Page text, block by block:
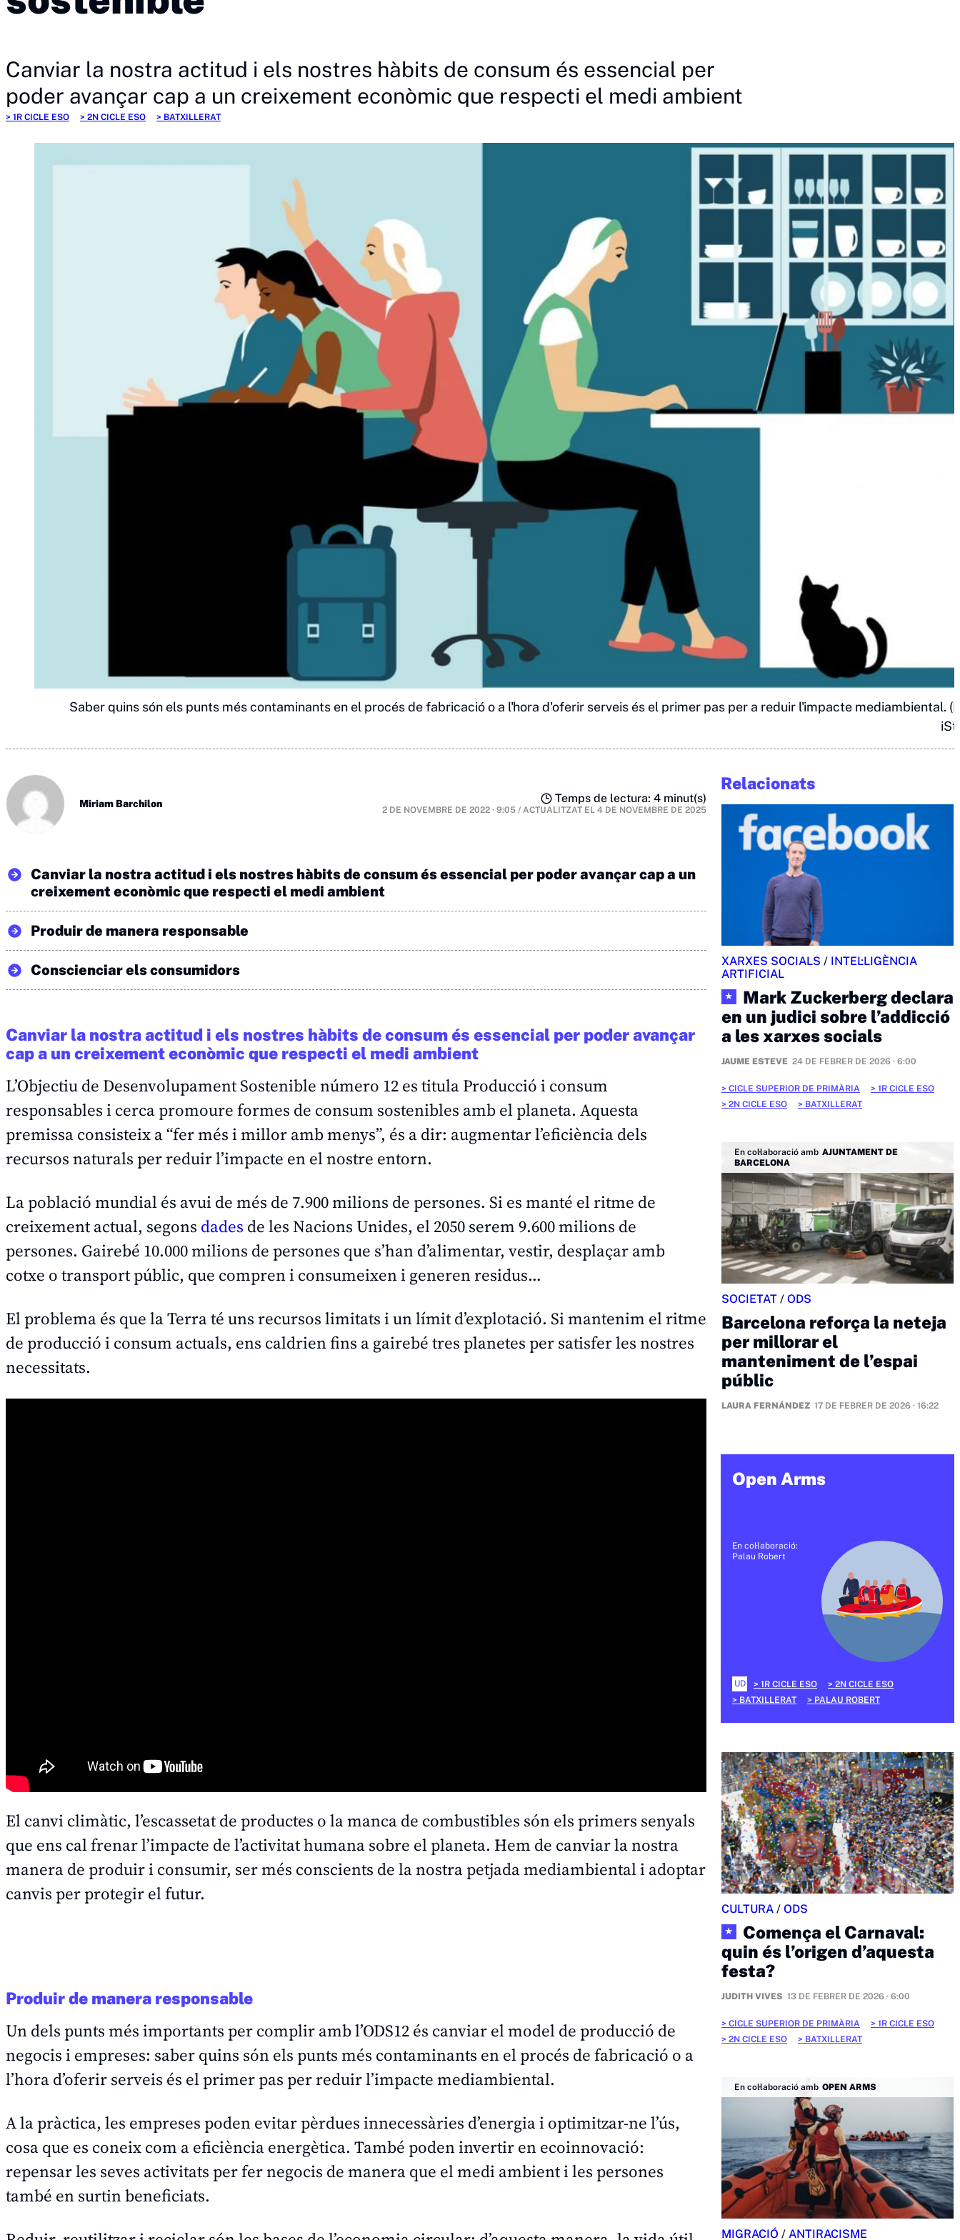
Canviar la nostra actitud i els nostres hàbits de consum és essencial per
poder avançar cap a un creixement econòmic que respecti el medi ambient
1R CICLE ESO 2N CICLE ESO BATXILLERAT
Saber quins són els punts més contaminants en el procés de fabricació o a l'hora d'oferir serveis és el primer pas per a reduir l'impacte mediambiental.
Miriam Barchilon Temps de lectura: 4 minut(s)
2 DE NOVEMBRE DE 2022 · 9:05 / ACTUALITZAT EL 4 DE NOVEMBRE DE 2025
Canviar la nostra actitud i els nostres hàbits de consum és essencial per poder avançar cap a un
creixement econòmic que respecti el medi ambient
Produir de manera responsable
Conscienciar els consumidors
Canviar la nostra actitud i els nostres hàbits de consum és essencial per poder avançar
cap a un creixement econòmic que respecti el medi ambient
L’Objectiu de Desenvolupament Sostenible número 12 es titula Producció i consum
responsables i cerca promoure formes de consum sostenibles amb el planeta. Aquesta
premissa consisteix a “fer més i millor amb menys”, és a dir: augmentar l’eficiència dels
recursos naturals per reduir l’impacte en el nostre entorn.
La població mundial és avui de més de 7.900 milions de persones. Si es manté el ritme de
creixement actual, segons dades de les Nacions Unides, el 2050 serem 9.600 milions de
persones. Gairebé 10.000 milions de persones que s’han d’alimentar, vestir, desplaçar amb
cotxe o transport públic, que compren i consumeixen i generen residus…
El problema és que la Terra té uns recursos limitats i un límit d’explotació. Si mantenim el ritme
de producció i consum actuals, ens caldrien fins a gairebé tres planetes per satisfer les nostres
necessitats.
El canvi climàtic, l’escassetat de productes o la manca de combustibles són els primers senyals
que ens cal frenar l’impacte de l’activitat humana sobre el planeta. Hem de canviar la nostra
manera de produir i consumir, ser més conscients de la nostra petjada mediambiental i adoptar
canvis per protegir el futur.
Produir de manera responsable
Un dels punts més importants per complir amb l’ODS12 és canviar el model de producció de
negocis i empreses: saber quins són els punts més contaminants en el procés de fabricació o a
l’hora d’oferir serveis és el primer pas per reduir l’impacte mediambiental.
A la pràctica, les empreses poden evitar pèrdues innecessàries d’energia i optimitzar-ne l’ús,
cosa que es coneix com a eficiència energètica. També poden invertir en ecoinnovació:
repensar les seves activitats per fer negocis de manera que el medi ambient i les persones
també en surtin beneficiats.
Relacionats
XARXES SOCIALS / INTEL·LIGÈNCIA
ARTIFICIAL
★
Mark Zuckerberg declara
en un judici sobre l’addicció
a les xarxes socials
JAUME ESTEVE 24 DE FEBRER DE 2026 · 6:00
CICLE SUPERIOR DE PRIMÀRIA
1R CICLE ESO
2N CICLE ESO
BATXILLERAT
En col·laboració amb AJUNTAMENT DE
BARCELONA
SOCIETAT / ODS
Barcelona reforça la neteja
per millorar el
manteniment de l’espai
públic
LAURA FERNÁNDEZ 17 DE FEBRER DE 2026 · 16:22
Open Arms
En col·laboració:
Palau Robert
UD 1R CICLE ESO
2N CICLE ESO
BATXILLERAT
PALAU ROBERT
CULTURA / ODS
★
Comença el Carnaval:
quin és l’origen d’aquesta
festa?
JUDITH VIVES 13 DE FEBRER DE 2026 · 6:00
CICLE SUPERIOR DE PRIMÀRIA
1R CICLE ESO
2N CICLE ESO
BATXILLERAT
En col·laboració amb OPEN ARMS
MIGRACIÓ / ANTIRACISME